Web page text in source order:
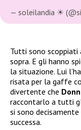
— soleilandia ☀
Tutti sono scoppiati
sopra. E gli hanno
la situazione. Lui
risata per la gaffe
divertente che
raccontarlo a tutti
si sono
successa.